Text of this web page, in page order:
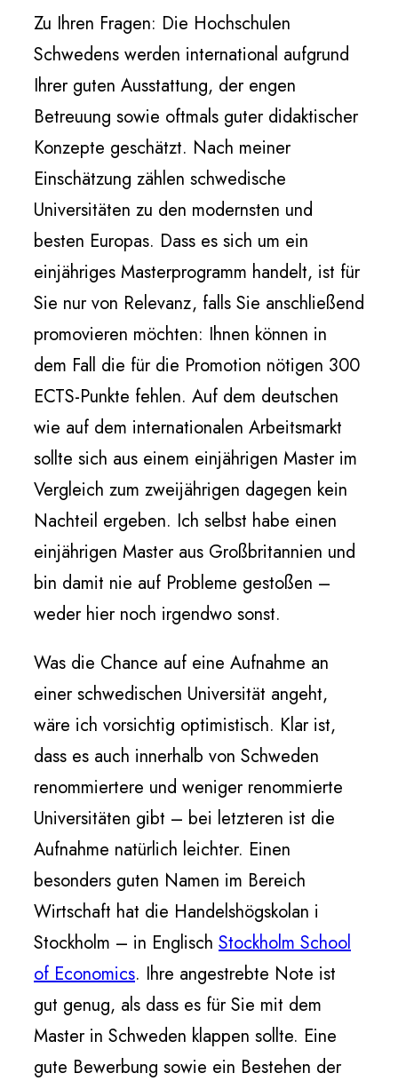
Zu Ihren Fragen: Die Hochschulen
Schwedens werden international aufgrund
Ihrer guten Ausstattung, der engen
Betreuung sowie oftmals guter didaktischer
Konzepte geschätzt. Nach meiner
Einschätzung zählen schwedische
Universitäten zu den modernsten und
besten Europas. Dass es sich um ein
einjähriges Masterprogramm handelt, ist für
Sie nur von Relevanz, falls Sie anschließend
promovieren möchten: Ihnen können in
dem Fall die für die Promotion nötigen 300
ECTS-Punkte fehlen. Auf dem deutschen
wie auf dem internationalen Arbeitsmarkt
sollte sich aus einem einjährigen Master im
Vergleich zum zweijährigen dagegen kein
Nachteil ergeben. Ich selbst habe einen
einjährigen Master aus Großbritannien und
bin damit nie auf Probleme gestoßen –
weder hier noch irgendwo sonst.
Was die Chance auf eine Aufnahme an
einer schwedischen Universität angeht,
wäre ich vorsichtig optimistisch. Klar ist,
dass es auch innerhalb von Schweden
renommiertere und weniger renommierte
Universitäten gibt – bei letzteren ist die
Aufnahme natürlich leichter. Einen
besonders guten Namen im Bereich
Wirtschaft hat die Handelshögskolan i
Stockholm – in Englisch Stockholm School
of Economics. Ihre angestrebte Note ist
gut genug, als dass es für Sie mit dem
Master in Schweden klappen sollte. Eine
gute Bewerbung sowie ein Bestehen der